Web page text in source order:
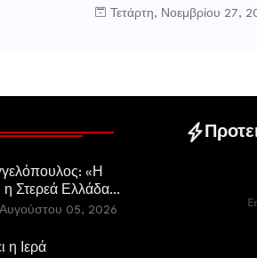
Τετάρτη, Νοεμβρίου 27,
«Η
η Στερεά Ελλάδα
Κυβέρνηση και η
Αυγούστου 05, 2026
η Ιερά